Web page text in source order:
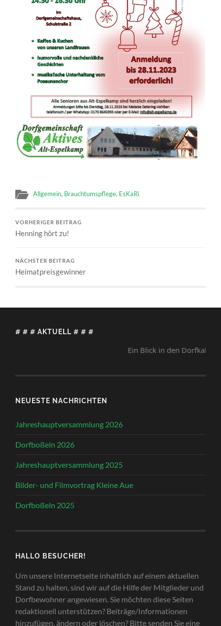
Allgemein, Brauchtumspflege, EsKaRi
VORHERIGER BEITRAG
Henning hört zu!
NÄCHSTER BEITRAG
Heimatpreisgewinner
# # # AKTUELL # # #
Ein Blick in den Dorfkalender
NEUESTE NACHRICHTEN
Jahreshauptversammlung 2026
Dorfboßeln 2026
Jahreshauptversammlung 2025
Bilder- und Filmvortrag Kleine Aue
Dorfboßeln 2025
HALLO BESUCHER!
Um unsere Internetseite inhaltlich auf einem aktuellen
Stand zu halten, sind wir auf die Hilfe der Mitglieder und
Dorfbewohner angewiesen. Sie möchten diese Seiten
redaktionell unterstützen? Beiträge/Informationen
hinzufügen, ändern oder löschen? Bitte senden Sie eine